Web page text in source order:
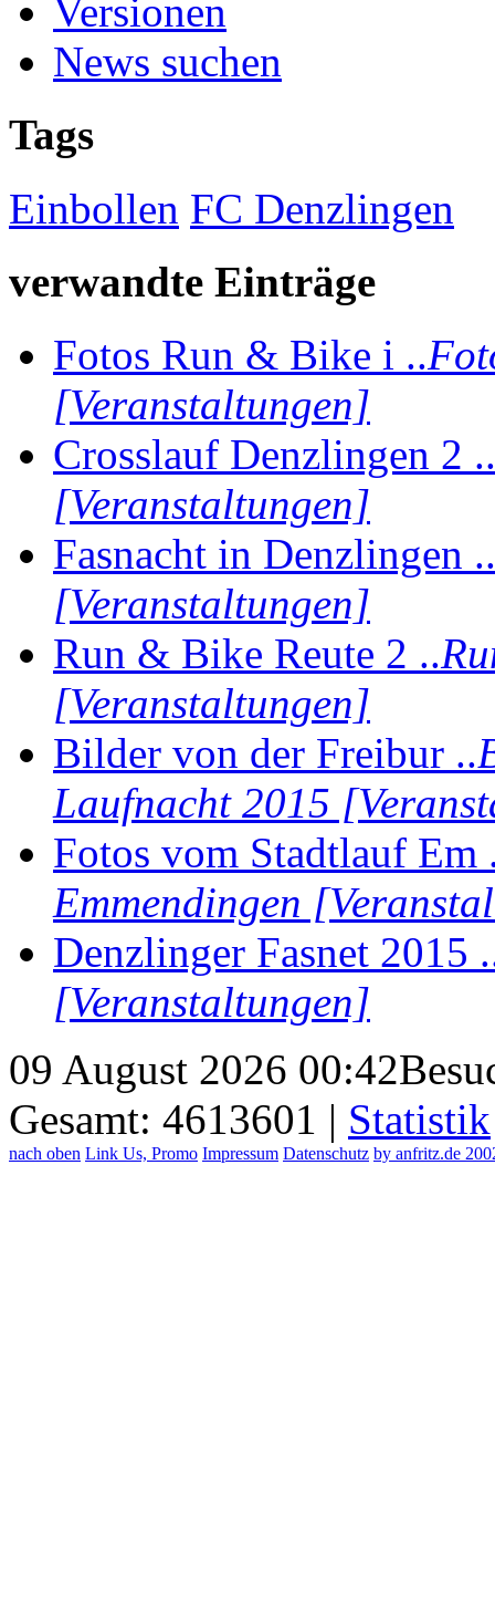
Versionen
News suchen
Tags
Einbollen FC Denzlingen
verwandte Einträge
Fotos Run & Bike i ..
[Veranstaltungen]
Crosslauf Denzlingen 2 ..
[Veranstaltungen]
Fasnacht in Denzlingen ..
[Veranstaltungen]
Run & Bike Reute 2 ..
[Veranstaltungen]
Bilder von der Freibur ..
Laufnacht 2015
Fotos vom Stadtlauf Em
Emmendingen
Denzlinger Fasnet 2015
[Veranstaltungen]
09 August 2026 00:42
Gesamt: 4613601 | Statistik
nach oben Link Us, Promo Impressum Datenschutz by anfritz.de